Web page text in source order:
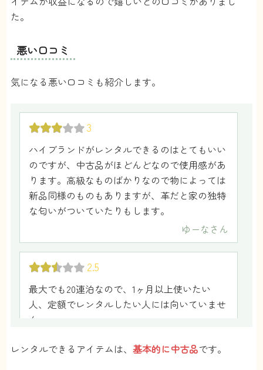
だなと思っていたので、ハイブコレクティブで
一度レンタルしてみました。実際に使ってみて
やはりいいなと思ったので、お金を貯めて買お
サービスです！
5
人前でスピーチをする機会があったので、ディ
オールのドレスとミューミューのサンダルをレ
ンタルしました。、中古品と思えないくらい商
品の状態がとても綺麗で満足でした！また機会
があれば利用したいです。
た。
悪い口コミ
気になる悪い口コミも紹介します。
3
ハイブランドがレンタルできるのはとてもいい
のですが、中古品がほどんどなので使用感があ
ります。高級なものばかりなので物によっては
新品同様のものもありますが、革だと家の独特
な匂いがついていたりもします。
ゆーな さん
2.5
最大でも20連泊なので、1ヶ月以上使いたい
人、定額でレンタルしたい人には向いていませ
ん。
レンタルできるアイテムは、基本的に中古品です。